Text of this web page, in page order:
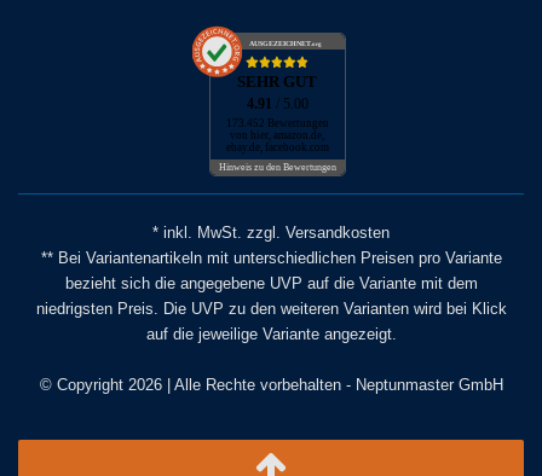
AUSGEZEICHNET.org
SEHR GUT
4.91 / 5.00
173.452 Bewertungen
von hier, amazon.de,
ebay.de, facebook.com
Hinweis zu den Bewertungen
* inkl. MwSt. zzgl. Versandkosten
** Bei Variantenartikeln mit unterschiedlichen Preisen pro Variante
bezieht sich die angegebene UVP auf die Variante mit dem
niedrigsten Preis. Die UVP zu den weiteren Varianten wird bei Klick
auf die jeweilige Variante angezeigt.
© Copyright 2026 | Alle Rechte vorbehalten - Neptunmaster GmbH